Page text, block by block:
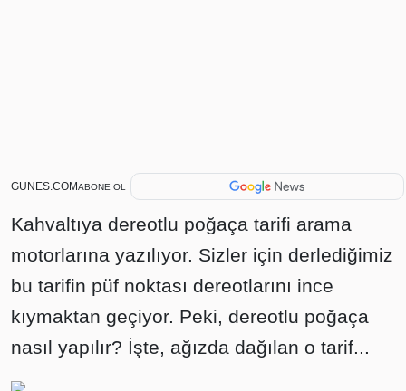
GUNES.COMABONE OL
Kahvaltıya dereotlu poğaça tarifi arama
motorlarına yazılıyor. Sizler için derlediğimiz
bu tarifin püf noktası dereotlarını ince
kıymaktan geçiyor. Peki, dereotlu poğaça
nasıl yapılır? İşte, ağızda dağılan o tarif...